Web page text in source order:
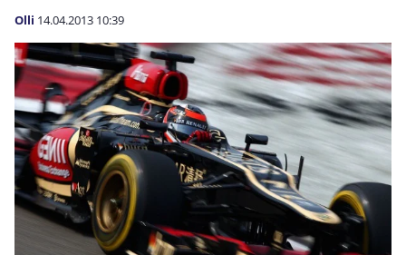
Olli 14.04.2013 10:39